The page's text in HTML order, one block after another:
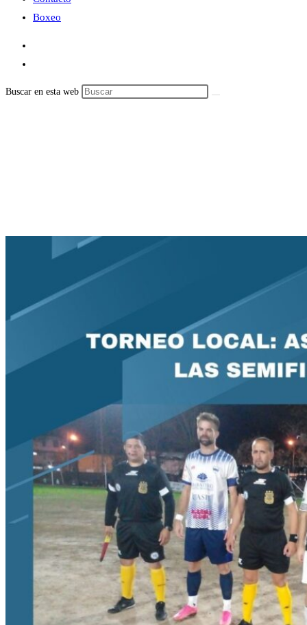
Boxeo
Buscar en esta web